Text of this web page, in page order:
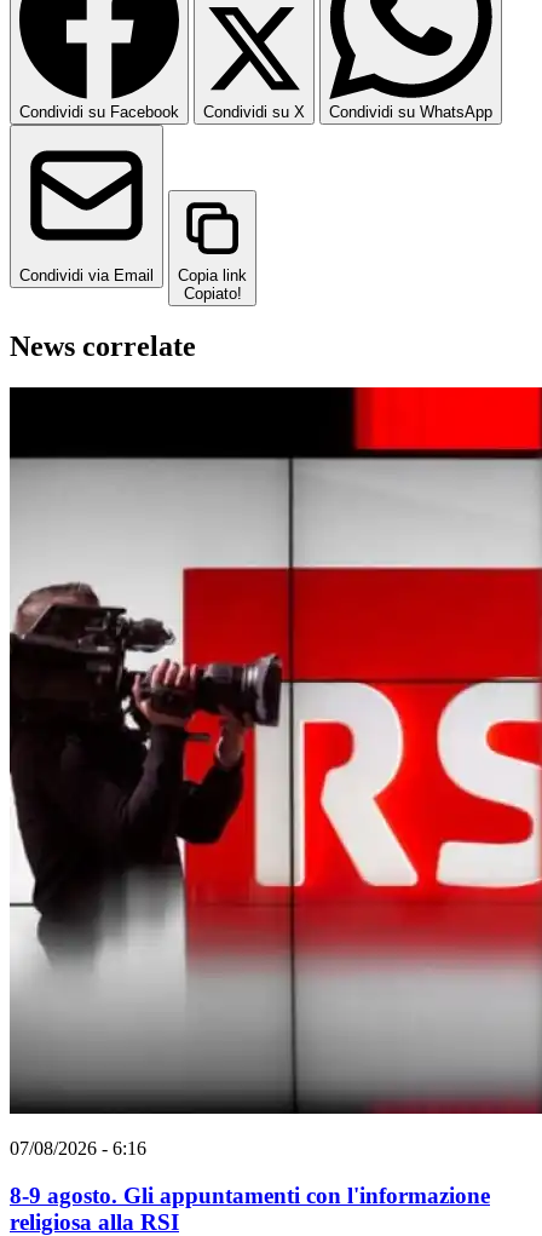
Condividi su Facebook Condividi su X Condividi su WhatsApp
Condividi via Email
Copia link
Copiato!
News correlate
07/08/2026 - 6:16
8-9 agosto. Gli appuntamenti con l'informazione
religiosa alla RSI